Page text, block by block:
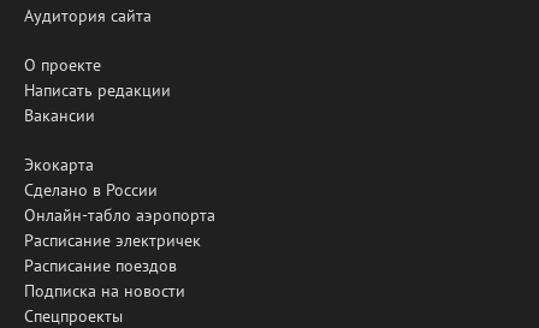
Аудитория сайта
О проекте
Написать редакции
Вакансии
Экокарта
Сделано в России
Онлайн-табло аэропорта
Расписание электричек
Расписание поездов
Подписка на новости
Спецпроекты